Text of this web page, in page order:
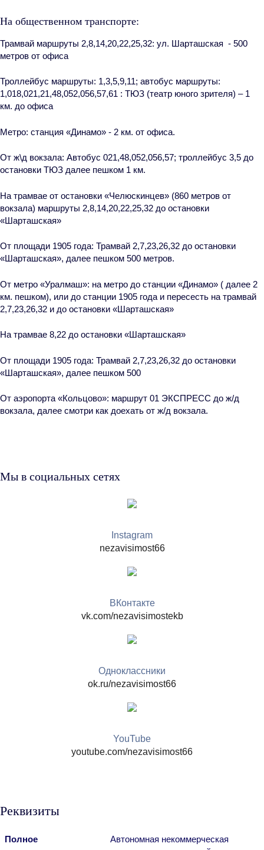
На общественном транспорте:
Трамвай маршруты 2,8,14,20,22,25,32: ул. Шарташская - 500
метров от офиса
Троллейбус маршруты: 1,3,5,9,11; автобус маршруты:
1,018,021,21,48,052,056,57,61 : ТЮЗ (театр юного зрителя) – 1
км. до офиса
Метро: станция «Динамо» - 2 км. от офиса.
От ж\д вокзала: Автобус 021,48,052,056,57; троллейбус 3,5 до
остановки ТЮЗ далее пешком 1 км.
На трамвае от остановки «Челюскинцев» (860 метров от
вокзала) маршруты 2,8,14,20,22,25,32 до остановки
«Шарташская»
От площади 1905 года: Трамвай 2,7,23,26,32 до остановки
«Шарташская», далее пешком 500 метров.
От метро «Уралмаш»: на метро до станции «Динамо» ( далее 2
км. пешком), или до станции 1905 года и пересесть на трамвай
2,7,23,26,32 и до остановки «Шарташская»
На трамвае 8,22 до остановки «Шарташская»
От площади 1905 года: Трамвай 2,7,23,26,32 до остановки
«Шарташская», далее пешком 500
От аэропорта «Кольцово»: маршрут 01 ЭКСПРЕСС до ж/д
вокзала, далее смотри как доехать от ж/д вокзала.
Мы в социальных сетях
Instagram
nezavisimost66
ВКонтакте
vk.com/nezavisimostekb
Одноклассники
ok.ru/nezavisimost66
YouTube
youtube.com/nezavisimost66
Реквизиты
Полное
Автономная некоммерческая